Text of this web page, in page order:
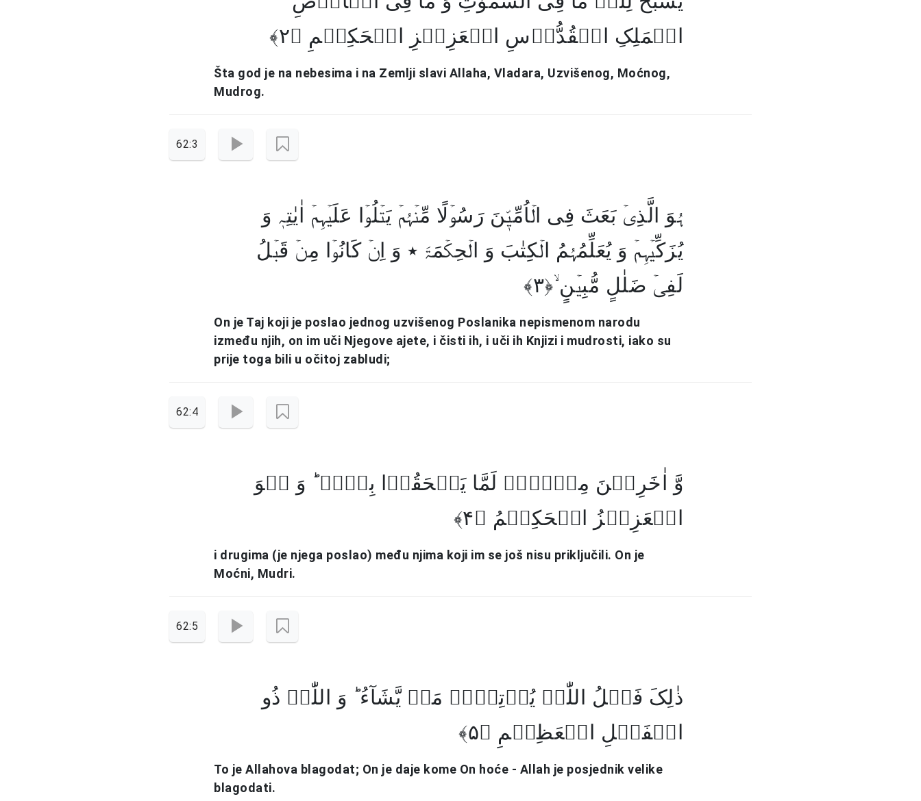
الۡمَلِکِ الۡقُدُّوۡسِ الۡعَزِیۡزِ الۡحَکِیۡمِ ﴿۲﴾
Šta god je na nebesima i na Zemlji slavi Allaha, Vladara, Uzvišenog, Moćnog,
Mudrog.
62:3
ہُوَ الَّذِیۡ بَعَثَ فِی الۡاُمِّیّٖنَ رَسُوۡلًا مِّنۡہُمۡ یَتۡلُوۡا عَلَیۡہِمۡ اٰیٰتِہٖ وَ
یُزَکِّیۡہِمۡ وَ یُعَلِّمُہُمُ الۡکِتٰبَ وَ الۡحِکۡمَۃَ ٭ وَ اِنۡ کَانُوۡا مِنۡ قَبۡلُ
لَفِیۡ ضَلٰلٍ مُّبِیۡنٍ ۙ﴿۳﴾
On je Taj koji je poslao jednog uzvišenog Poslanika nepismenom narodu
između njih, on im uči Njegove ajete, i čisti ih, i uči ih Knjizi i mudrosti, iako su
prije toga bili u očitoj zabludi;
62:4
وَّ اٰخَرِیۡنَ مِنۡہُمۡ لَمَّا یَلۡحَقُوۡا بِہِمۡ ؕ وَ ہُوَ
الۡعَزِیۡزُ الۡحَکِیۡمُ ﴿۴﴾
i drugima (je njega poslao) među njima koji im se još nisu priključili. On je
Moćni, Mudri.
62:5
ذٰلِکَ فَضۡلُ اللّٰہِ یُؤۡتِیۡہِ مَنۡ یَّشَآءُ ؕ وَ اللّٰہُ ذُو
الۡفَضۡلِ الۡعَظِیۡمِ ﴿۵﴾
To je Allahova blagodat; On je daje kome On hoće - Allah je posjednik velike
blagodati.